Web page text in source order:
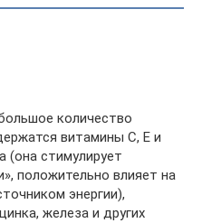
количество
витамины C, E и
(она стимулирует
положительно влияет на
энергии),
железа и других